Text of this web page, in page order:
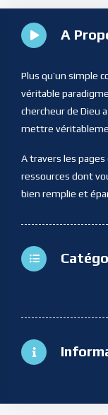
A
Plus qu’un simple
véritable
chercheur de Dieu
mettre
A travers les
ressources dont
bien remplie et